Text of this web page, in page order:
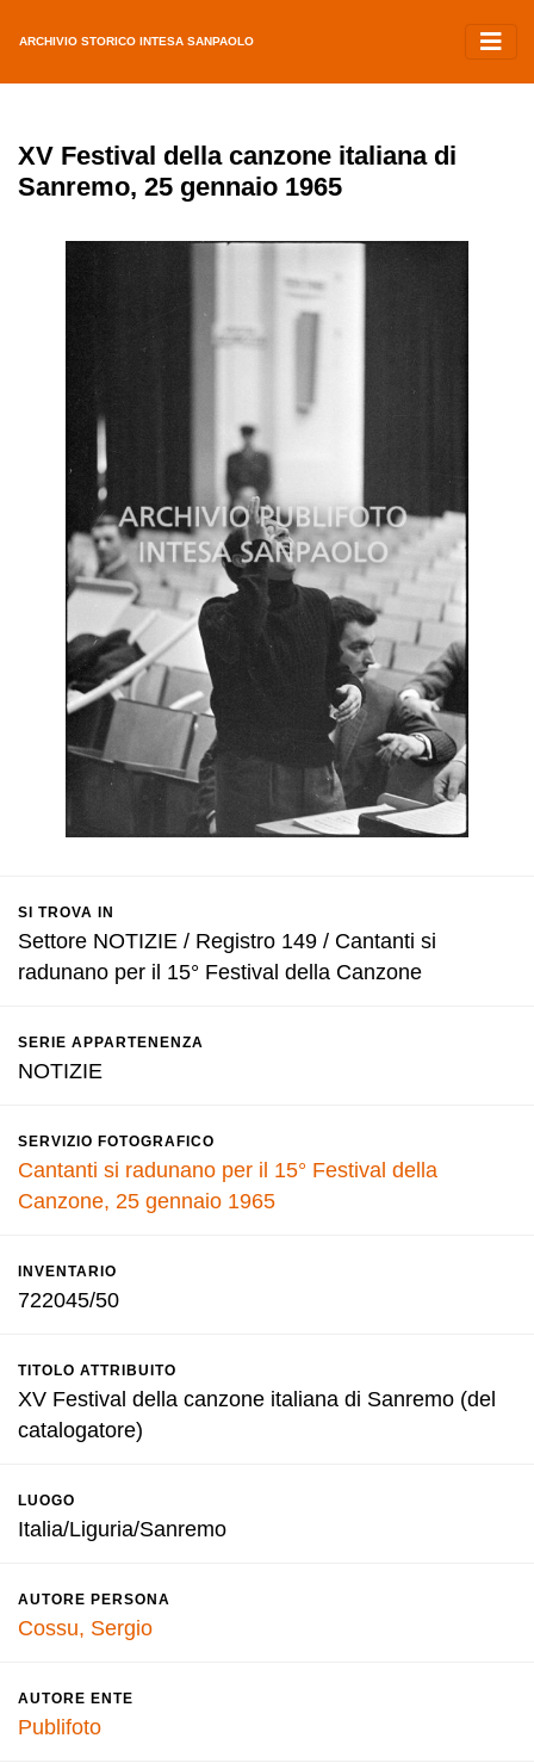
ARCHIVIO STORICO INTESA SANPAOLO
XV Festival della canzone italiana di
Sanremo, 25 gennaio 1965
SI TROVA IN
Settore NOTIZIE / Registro 149 / Cantanti si
radunano per il 15° Festival della Canzone
SERIE APPARTENENZA
NOTIZIE
SERVIZIO FOTOGRAFICO
Cantanti si radunano per il 15° Festival della
Canzone, 25 gennaio 1965
INVENTARIO
722045/50
TITOLO ATTRIBUITO
XV Festival della canzone italiana di Sanremo (del
catalogatore)
LUOGO
Italia/Liguria/Sanremo
AUTORE PERSONA
Cossu, Sergio
AUTORE ENTE
Publifoto